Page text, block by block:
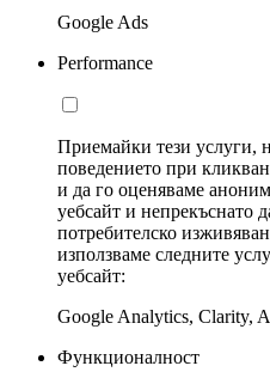
Google Ads
Performance
Приемайки тези услуги,
поведението при
и да го оценяваме
уебсайт и непрекъснато
потребителско
използваме следните
уебсайт:
Google Analytics, Clarity,
Функционалност